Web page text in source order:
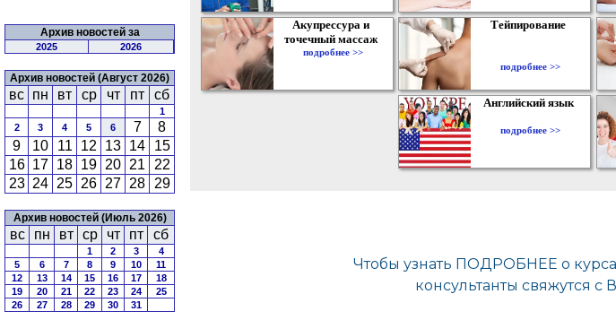
Архив новостей за
2025 2026
Архив новостей (Август 2026)
вс пн вт ср чт пт сб
1
2
3 4 5 6 7
8
9
10 11 12 13 14
15
16 17 18 19 20 21
22
23 24 25 26 27 28 29
Архив новостей (Июль 2026)
вс пн вт ср чт пт сб
1 2 3
4
5
6 7 8 9 10
11
12
13 14 15 16 17
18
19
20 21 22 23 24
25
26
27 28 29 30 31
Акупрессура и
точечный массаж
подробнее >>
Тейпирование
подробнее >>
Английский язык
подробнее >>